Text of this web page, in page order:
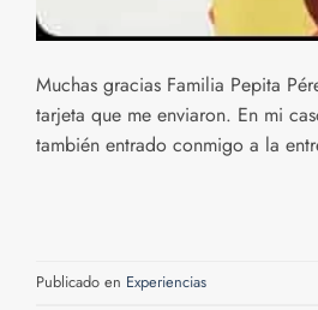
Muchas gracias Familia Pepita
tarjeta que me enviaron. En mi
también entrado conmigo a la
Publicado en Experiencias